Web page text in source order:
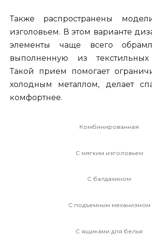
Также распространены
изголовьем. В этом варианте
элементы чаще всего
выполненную из текстильных
Такой прием помогает
холодным металлом, делает
комфортнее.
Комбинированная
С мягким изголовьем
С балдахином
С подъемным механизмом
С ящиками для белья